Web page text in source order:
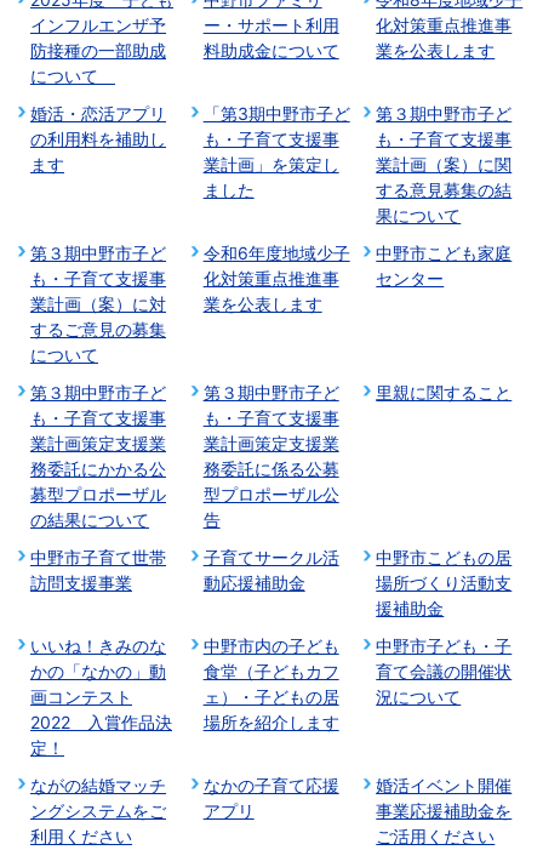
インフルエンザ予
防接種の一部助成
について
ー・サポート利用
料助成金について
化対策重点推進事
業を公表します
婚活・恋活アプリ
の利用料を補助し
ます
「第3期中野市子ど
も・子育て支援事
業計画」を策定し
ました
第３期中野市子ど
も・子育て支援事
業計画（案）に関
する意見募集の結
果について
第３期中野市子ど
も・子育て支援事
業計画（案）に対
するご意見の募集
について
令和6年度地域少子
化対策重点推進事
業を公表します
中野市こども家庭
センター
第３期中野市子ど
も・子育て支援事
業計画策定支援業
務委託にかかる公
募型プロポーザル
の結果について
第３期中野市子ど
も・子育て支援事
業計画策定支援業
務委託に係る公募
型プロポーザル公
告
里親に関すること
中野市子育て世帯
訪問支援事業
子育てサークル活
動応援補助金
中野市こどもの居
場所づくり活動支
援補助金
いいね！きみのな
かの「なかの」動
画コンテスト
2022 入賞作品決
定！
中野市内の子ども
食堂（子どもカフ
ェ）・子どもの居
場所を紹介します
中野市子ども・子
育て会議の開催状
況について
ながの結婚マッチ
ングシステムをご
利用ください
なかの子育て応援
アプリ
婚活イベント開催
事業応援補助金を
ご活用ください